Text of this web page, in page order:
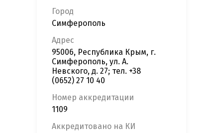
Город
Симферополь
Адрес
95006, Республика Крым, г.
Симферополь, ул. А.
Невского, д. 27; тел. +38
(0652) 27 10 40
Номер аккредитации
1109
Аккредитовано на КИ